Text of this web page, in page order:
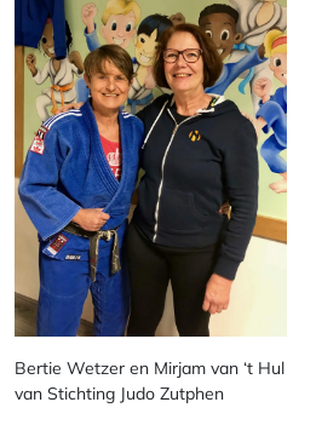
Bertie Wetzer en Mirjam van ‘t Hul
van Stichting Judo Zutphen